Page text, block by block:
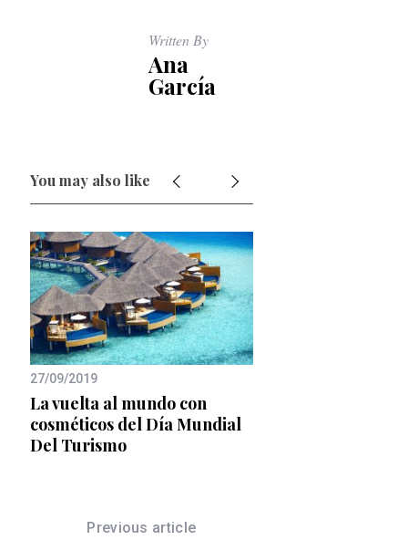
Written By
Ana
García
You may also like
27/09/2019
La vuelta al mundo con
cosméticos del Día Mundial
Del Turismo
03/12/2018
Los perfumes para
Previous article